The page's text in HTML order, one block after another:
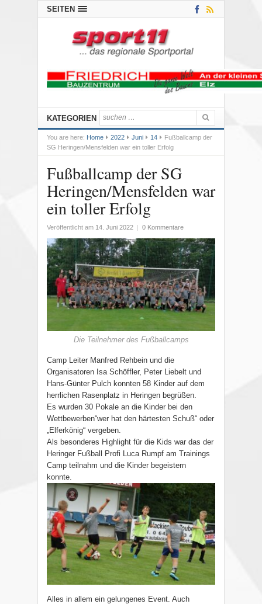
SEITEN
KATEGORIEN
You are here: Home 2022 Juni 14
Fußballcamp der
SG Heringen/Mensfelden war ein toller Erfolg
Fußballcamp der SG
Heringen/Mensfelden war
ein toller Erfolg
Veröffentlicht am 14. Juni 2022 0 Kommentare
Die Teilnehmer des Fußballcamps
Camp Leiter Manfred Rehbein und die
Organisatoren Isa Schöffler, Peter Liebelt und
Hans-Günter Pulch konnten 58 Kinder auf dem
herrlichen Rasenplatz in Heringen begrüßen.
Es wurden 30 Pokale an die Kinder bei den
Wettbewerben“wer hat den härtesten Schuß“ oder
„Elferkönig“ vergeben.
Als besonderes Highlight für die Kids war das der
Heringer Fußball Profi Luca Rumpf am Trainings
Camp teilnahm und die Kinder begeistern
konnte.
Alles in allem ein gelungenes Event. Auch